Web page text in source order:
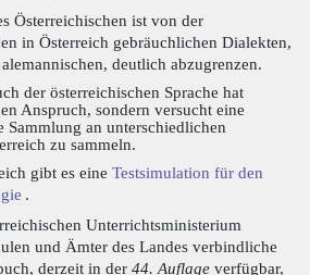
Österreichischen ist von der
in Österreich gebräuchlichen Dialekten,
deutlich abzugrenzen.
der österreichischen Sprache hat
Anspruch, sondern versucht eine
an unterschiedlichen
zu sammeln.
gibt es eine Testsimulation für den
.
Unterrichtsministerium
und Ämter des Landes verbindliche
derzeit in der 44. Auflage verfügbar,